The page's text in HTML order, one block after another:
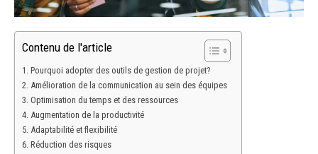
Contenu de l'article
Pourquoi adopter des outils de gestion de projet?
Amélioration de la communication au sein des équipes
Optimisation du temps et des ressources
Augmentation de la productivité
Adaptabilité et flexibilité
Réduction des risques